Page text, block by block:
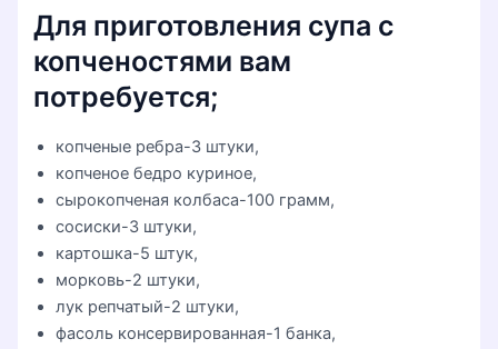
Для приготовления супа с
копченостями вам
потребуется;
копченые ребра-3 штуки,
копченое бедро куриное,
сырокопченая колбаса-100 грамм,
сосиски-3 штуки,
картошка-5 штук,
морковь-2 штуки,
лук репчатый-2 штуки,
фасоль консервированная-1 банка,